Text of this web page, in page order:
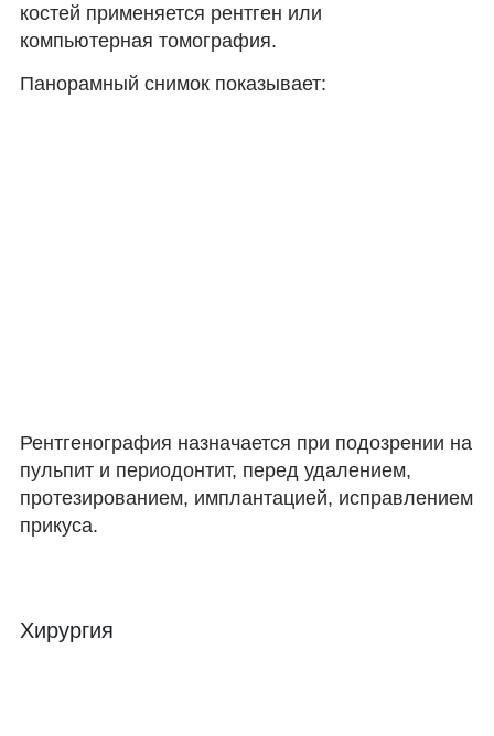
костей применяется рентген или
компьютерная томография.
Панорамный снимок показывает:
Рентгенография назначается при подозрении на
пульпит и периодонтит, перед удалением,
протезированием, имплантацией, исправлением
прикуса.
Хирургия